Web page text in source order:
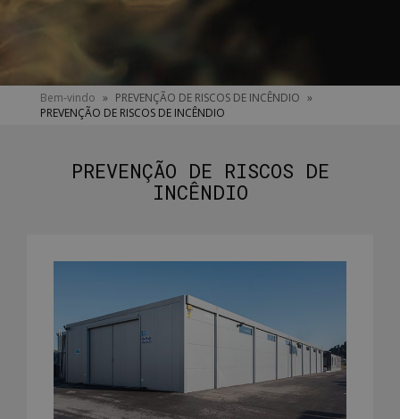
You
here
Bem-vindo » PREVENÇÃO DE RISCOS DE INCÊNDIO »
PREVENÇÃO DE RISCOS DE INCÊNDIO
PREVENÇÃO DE RISCOS DE
INCÊNDIO